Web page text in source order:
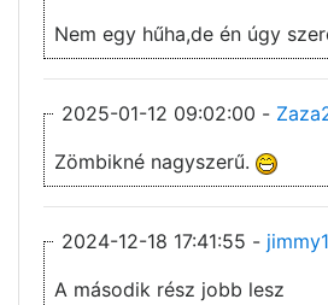
2025-01-12 09:02:00 -
Zömbikné nagyszerű.
2024-12-18 17:41:55 -
A második rész jobb lesz